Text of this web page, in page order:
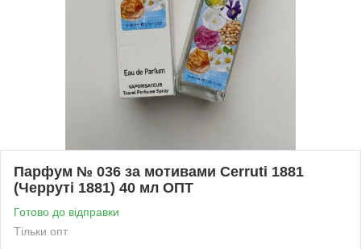
Парфум № 036 за мотивами Cerruti 1881
(Черруті 1881) 40 мл ОПТ
Готово до відправки
Тільки опт